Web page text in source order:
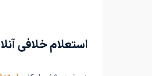
استعلام خلافی